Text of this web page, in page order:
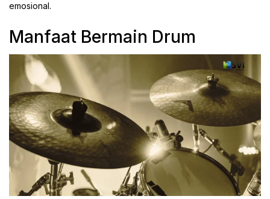
emosional.
Manfaat Bermain Drum